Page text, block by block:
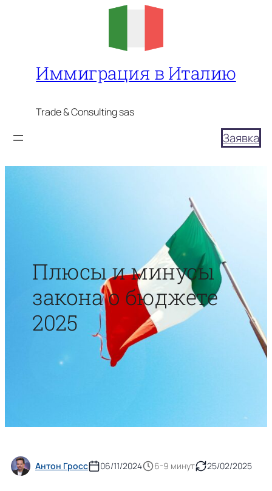
Иммиграция в Италию
Trade & Consulting sas
Заявка
Плюсы и минусы
закона о бюджете
2025
Антон Гросс 06/11/2024 6-9 минут 25/02/2025